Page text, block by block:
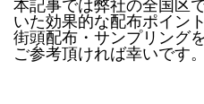
本記事では弊社の全国区
いた効果的な配布ポイン
街頭配布・サンプリング
ご参考頂ければ幸いです。